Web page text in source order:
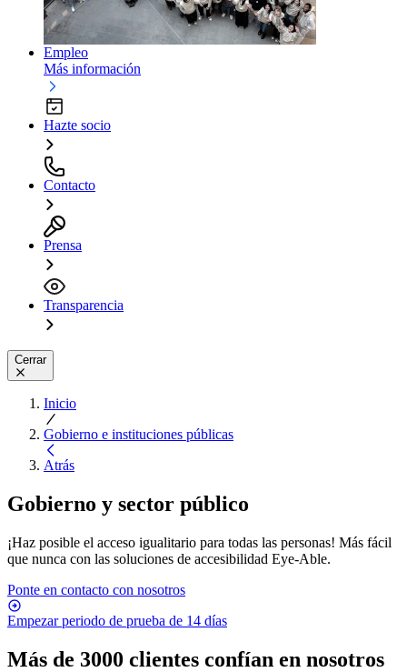
Empleo
Más información
Hazte socio
Contacto
Prensa
Transparencia
Cerrar
Inicio
Gobierno e instituciones públicas
Atrás
Gobierno y sector público
¡Haz posible el acceso igualitario para todas las personas! Más fácil
que nunca con las soluciones de accesibilidad Eye-Able.
Ponte en contacto con nosotros
Empezar periodo de prueba de 14 días
Más de 3000 clientes confían en nosotros